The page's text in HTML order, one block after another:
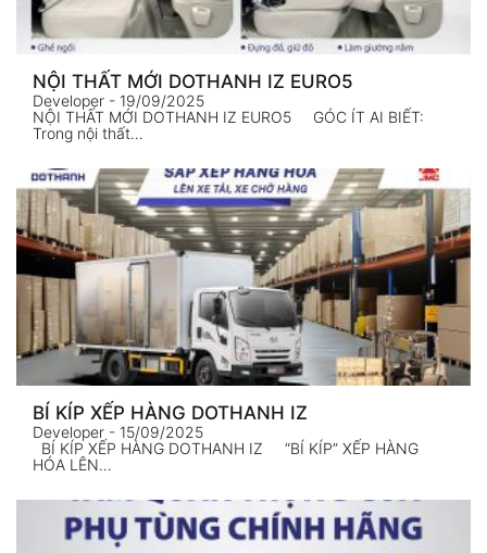
NỘI THẤT MỚI DOTHANH IZ EURO5
Developer - 19/09/2025
NỘI THẤT MỚI DOTHANH IZ EURO5 GÓC ÍT AI BIẾT:
Trong nội thất…
BÍ KÍP XẾP HÀNG DOTHANH IZ
Developer - 15/09/2025
BÍ KÍP XẾP HÀNG DOTHANH IZ “BÍ KÍP” XẾP HÀNG
HÓA LÊN…